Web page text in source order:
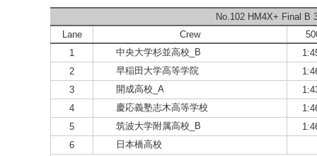
No.102 HM4X+ Final B
Lane
Crew
1
中央大学杉並高校_B
2
早稲田大学高等学院
3
開成高校_A
4
慶応義塾志木高等学校
5
筑波大学附属高校_B
6
日本橋高校